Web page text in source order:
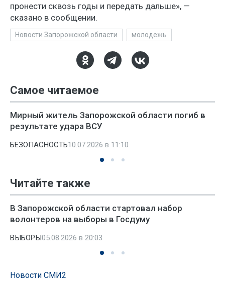
пронести сквозь годы и передать дальше», —
сказано в сообщении.
Новости Запорожской области молодежь
Самое читаемое
Мирный житель Запорожской области погиб в
результате удара ВСУ
БЕЗОПАСНОСТЬ10.07.2026 в 11:10
Читайте также
В Запорожской области стартовал набор
волонтеров на выборы в Госдуму
ВЫБОРЫ05.08.2026 в 20:03
Новости СМИ2